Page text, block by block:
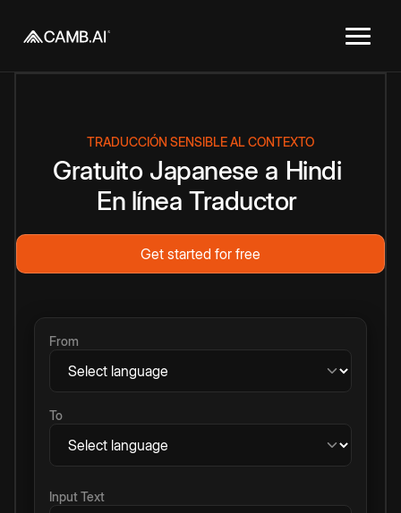
TRADUCCIÓN SENSIBLE AL CONTEXTO
Gratuito Japanese a Hindi
En línea Traductor
Get started for free
From
To
Input Text